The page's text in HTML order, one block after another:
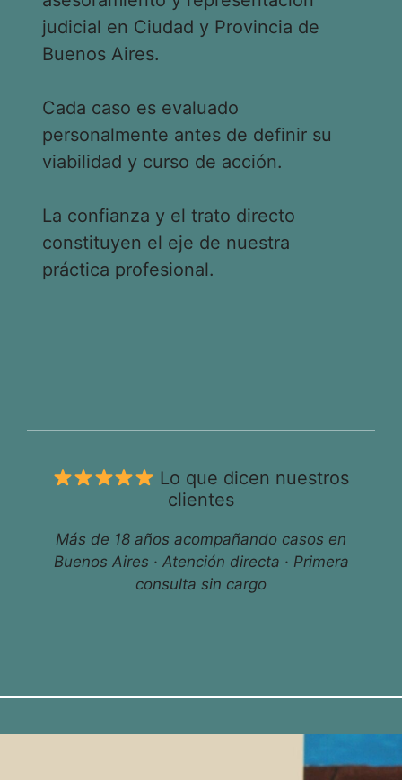
judicial en Ciudad y Provincia de
Buenos Aires.
Cada caso es evaluado
personalmente antes de definir su
viabilidad y curso de acción.
La confianza y el trato directo
constituyen el eje de nuestra
práctica profesional.
Lo que dicen nuestros
clientes
Más de 18 años acompañando casos en
Buenos Aires · Atención directa · Primera
consulta sin cargo